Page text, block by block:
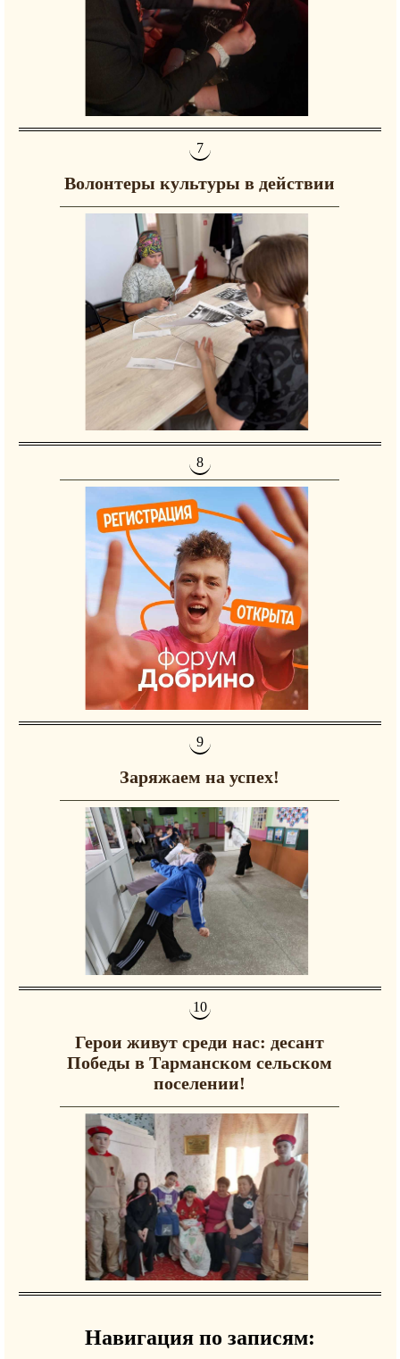
Волонтеры культуры в действии
Заряжаем на успех!
Герои живут среди нас: десант
Победы в Тарманском сельском
поселении!
Навигация по записям: